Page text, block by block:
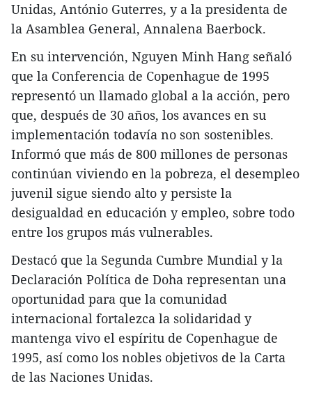
Unidas, António Guterres, y a la presidenta de
la Asamblea General, Annalena Baerbock.
En su intervención, Nguyen Minh Hang señaló
que la Conferencia de Copenhague de 1995
representó un llamado global a la acción, pero
que, después de 30 años, los avances en su
implementación todavía no son sostenibles.
Informó que más de 800 millones de personas
continúan viviendo en la pobreza, el desempleo
juvenil sigue siendo alto y persiste la
desigualdad en educación y empleo, sobre todo
entre los grupos más vulnerables.
Destacó que la Segunda Cumbre Mundial y la
Declaración Política de Doha representan una
oportunidad para que la comunidad
internacional fortalezca la solidaridad y
mantenga vivo el espíritu de Copenhague de
1995, así como los nobles objetivos de la Carta
de las Naciones Unidas.